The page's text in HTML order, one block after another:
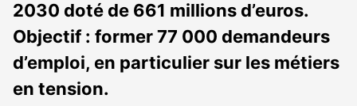
2030 doté de 661 millions d’euros.
Objectif : former 77 000 demandeurs
d’emploi, en particulier sur les métiers
en tension.